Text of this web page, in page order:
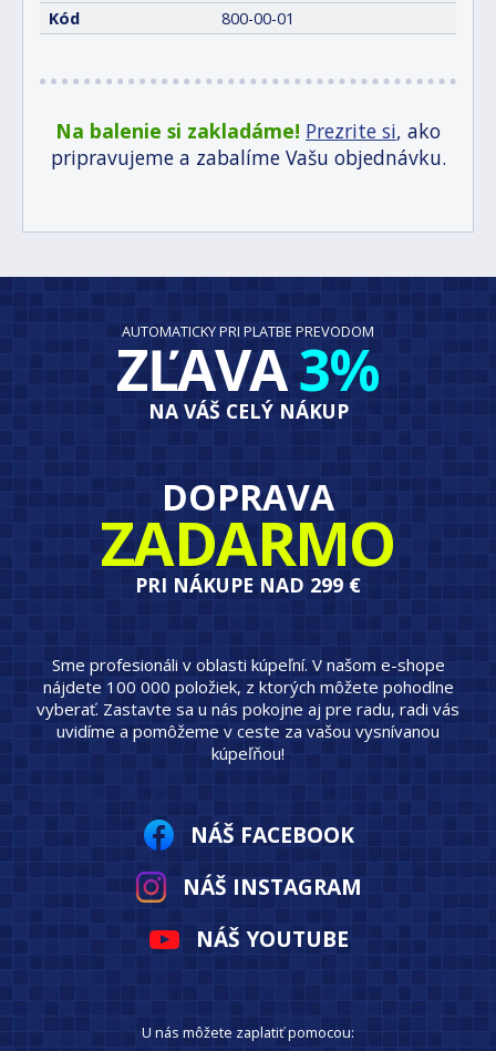
Kód
800-00-01
Na balenie si zakladáme! Prezrite si, ako
pripravujeme a zabalíme Vašu objednávku.
AUTOMATICKY PRI PLATBE PREVODOM
ZĽAVA3%
NA VÁŠ CELÝ NÁKUP
DOPRAVA
ZADARMO
PRI NÁKUPE NAD 299 €
Sme profesionáli v oblasti kúpeľní. V našom e-shope
nájdete 100 000 položiek, z ktorých môžete pohodlne
vyberať. Zastavte sa u nás pokojne aj pre radu, radi vás
uvidíme a pomôžeme v ceste za vašou vysnívanou
kúpeľňou!
NÁŠ FACEBOOK
NÁŠ INSTAGRAM
NÁŠ YOUTUBE
U nás môžete zaplatiť pomocou: